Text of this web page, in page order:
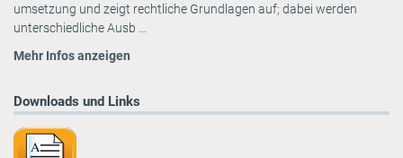
umsetzung und zeigt rechtliche Grundlagen auf; dabei werden
unterschiedliche Ausb ...
Mehr Infos anzeigen
Downloads und Links